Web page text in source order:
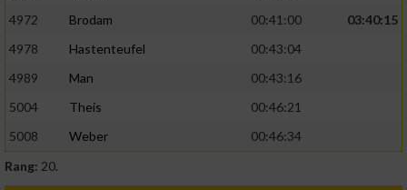
4972
Brodam 00:41:00
03:40:15
4978
Hastenteufel
00:43:04
4989
Man
00:43:16
5004
Theis
00:46:21
5008
Weber
00:46:34
Rang: 20.